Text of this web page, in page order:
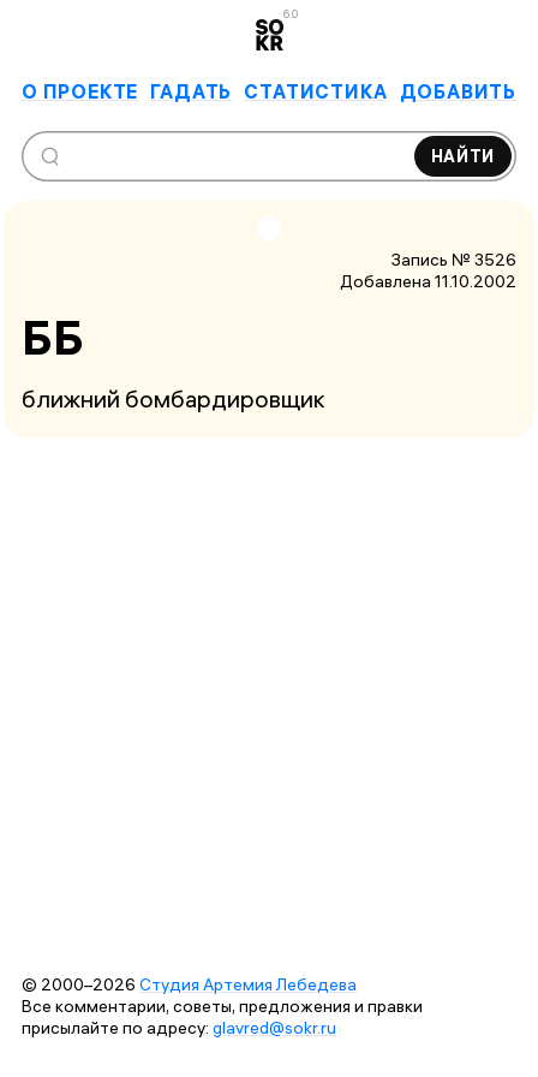
6.0
О ПРОЕКТЕ ГАДАТЬ СТАТИСТИКА ДОБАВИТЬ
НАЙТИ
Запись № 3526
Добавлена 11.10.2002
ББ
ближний бомбардировщик
© 2000–2026 Студия Артемия Лебедева
Все комментарии, советы, предложения и правки
присылайте по адресу: glavred@sokr.ru